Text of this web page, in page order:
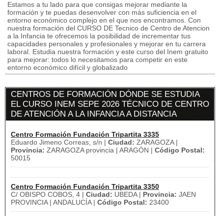
Estamos a tu lado para que consigas mejorar mediante la
formación y te puedas desenvolver con más suficiencia en el
entorno económico complejo en el que nos encontramos. Con
nuestra formación del CURSO DE Tecnico de Centro de Atencion
a la Infancia te ofrecemos la posibilidad de incrementar tus
capacidades personales y profesionales y mejorar en tu carrera
laboral. Estudia nuestra formación y este curso del Inem gratuito
para mejorar: todos lo necesitamos para competir en este
entorno económico difícil y globalizado
CENTROS DE FORMACIÓN DÓNDE SE ESTUDIA
EL CURSO INEM SEPE 2026 TÉCNICO DE CENTRO
DE ATENCIÓN A LA INFANCIA A DISTANCIA
Centro Formación Fundación Tripartita 3335
Eduardo Jimeno Correas, s/n | Ciudad: ZARAGOZA |
Provincia: ZARAGOZA provincia | ARAGÓN | Código Postal:
50015
Centro Formación Fundación Tripartita 3350
C/ OBISPO COBOS, 4 | Ciudad: UBEDA | Provincia: JAEN
PROVINCIA | ANDALUCÍA | Código Postal: 23400